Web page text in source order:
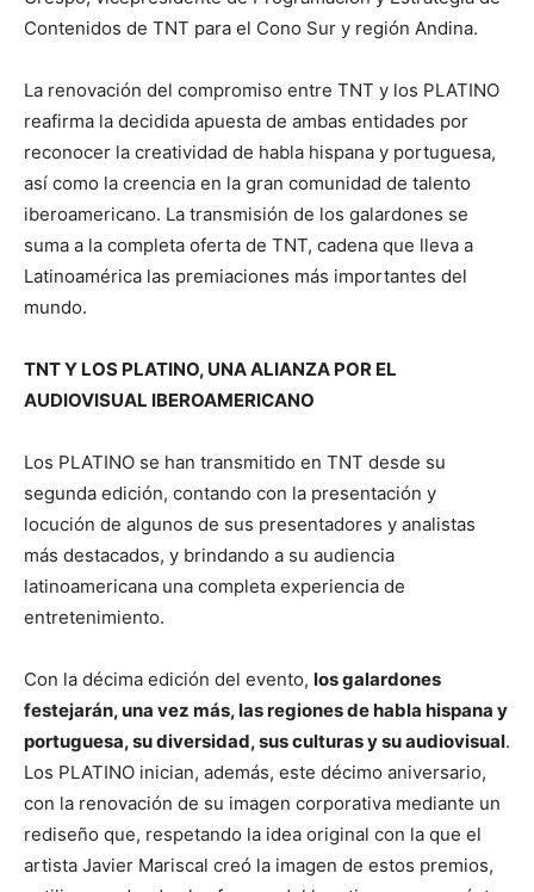
Contenidos de TNT para el Cono Sur y región Andina.
La renovación del compromiso entre TNT y los PLATINO
reafirma la decidida apuesta de ambas entidades por
reconocer la creatividad de habla hispana y portuguesa,
así como la creencia en la gran comunidad de talento
iberoamericano. La transmisión de los galardones se
suma a la completa oferta de TNT, cadena que lleva a
Latinoamérica las premiaciones más importantes del
mundo.
TNT Y LOS PLATINO, UNA ALIANZA POR EL
AUDIOVISUAL IBEROAMERICANO
Los PLATINO se han transmitido en TNT desde su
segunda edición, contando con la presentación y
locución de algunos de sus presentadores y analistas
más destacados, y brindando a su audiencia
latinoamericana una completa experiencia de
entretenimiento.
Con la décima edición del evento, los galardones
festejarán, una vez más, las regiones de habla hispana y
portuguesa, su diversidad, sus culturas y su audiovisual.
Los PLATINO inician, además, este décimo aniversario,
con la renovación de su imagen corporativa mediante un
rediseño que, respetando la idea original con la que el
artista Javier Mariscal creó la imagen de estos premios,